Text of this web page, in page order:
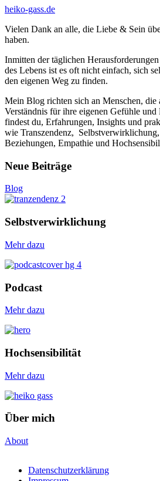
heiko-gass.de
Vielen Dank an alle, die Liebe & Sein
haben.
Inmitten der täglichen
des Lebens ist es oft nicht einfach, sich
den eigenen Weg zu finden.
Mein Blog richten sich an Menschen, die
Verständnis für ihre eigenen Gefühle
findest du, Erfahrungen, Insights und
wie Transzendenz,
Beziehungen, Empathie und
Neue Beiträge
Blog
Selbstverwirklichung
Mehr dazu
Podcast
Mehr dazu
Hochsensibilität
Mehr dazu
Über mich
About
Datenschutzerklärung